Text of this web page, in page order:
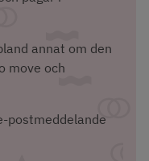
annat om den
move och
postmeddelande